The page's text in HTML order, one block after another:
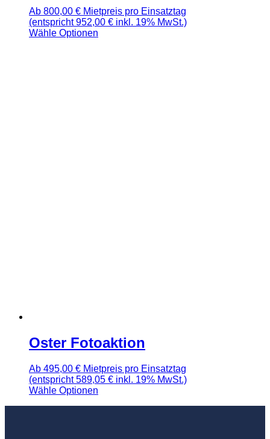
Ab 800,00 € Mietpreis pro Einsatztag
(entspricht 952,00 € inkl. 19% MwSt.)
Wähle Optionen
Oster Fotoaktion
Ab 495,00 € Mietpreis pro Einsatztag
(entspricht 589,05 € inkl. 19% MwSt.)
Wähle Optionen